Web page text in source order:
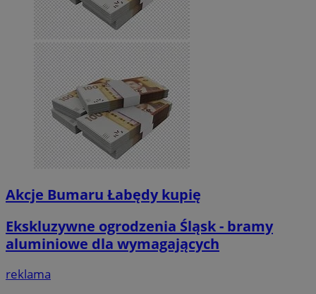
Akcje Bumaru Łabędy kupię
Ekskluzywne ogrodzenia Śląsk - bramy
aluminiowe dla wymagających
reklama